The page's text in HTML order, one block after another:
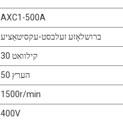
AXC1-500A
ברושלאָזע זעלבסט-עקסיטאַציע
30 קילוואט
50 הערץ
1500r/min
400V